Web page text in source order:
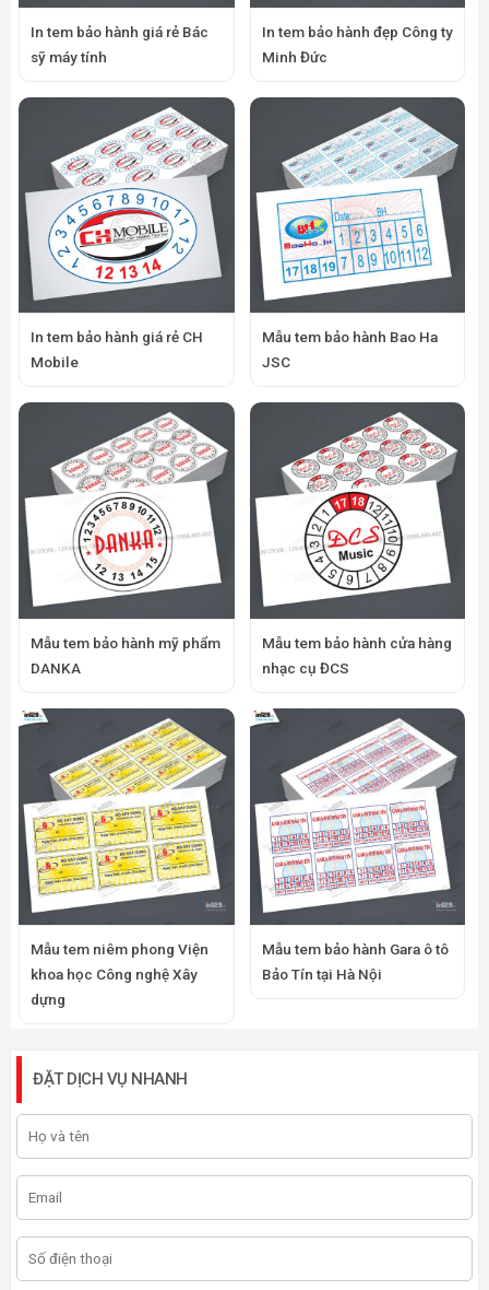
In tem bảo hành giá rẻ Bác
sỹ máy tính
In tem bảo hành đẹp Công ty
Minh Đức
In tem bảo hành giá rẻ CH
Mobile
Mẫu tem bảo hành Bao Ha
JSC
Mẫu tem bảo hành mỹ phẩm
DANKA
Mẫu tem bảo hành cửa hàng
nhạc cụ ĐCS
Mẫu tem niêm phong Viện
khoa học Công nghệ Xây
dựng
Mẫu tem bảo hành Gara ô tô
Bảo Tín tại Hà Nội
ĐẶT DỊCH VỤ NHANH